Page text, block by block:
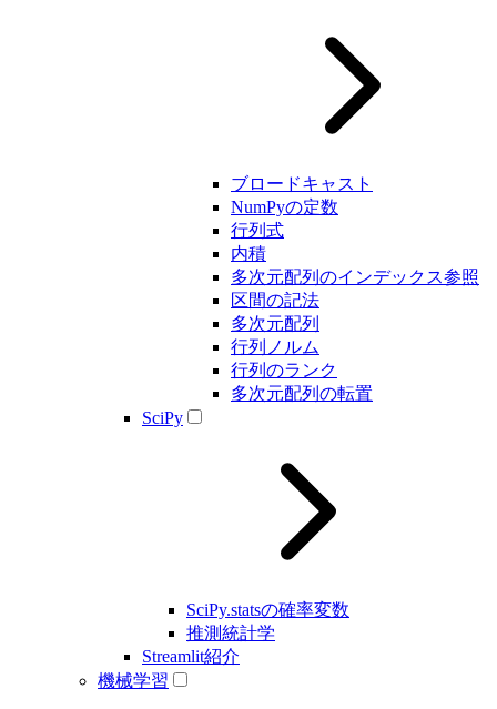
ブロードキャスト
NumPyの定数
行列式
内積
多次元配列のインデックス参照
区間の記法
多次元配列
行列ノルム
行列のランク
多次元配列の転置
SciPy
SciPy.statsの確率変数
推測統計学
Streamlit紹介
機械学習